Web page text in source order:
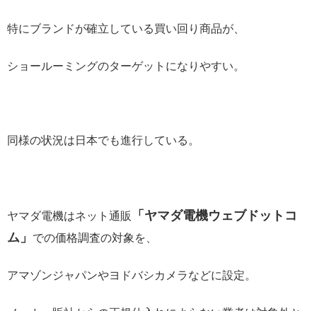
特にブランドが確立している買い回り商品が、
ショールーミングのターゲットになりやすい。
同様の状況は日本でも進行している。
ヤマダ電機はネット通販
「ヤマダ電機ウェブドットコ
ム」
での価格調査の対象を、
アマゾンジャパンやヨドバシカメラなどに設定。